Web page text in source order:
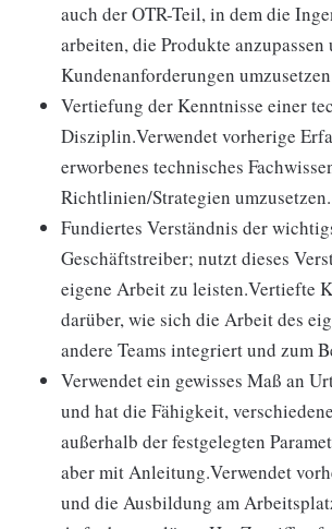
auch der OTR-Teil, in dem die
arbeiten, die Produkte
Kundenanforderungen umzusetzen
Vertiefung der Kenntnisse einer
Disziplin.Verwendet vorherige
erworbenes technisches
Richtlinien/Strategien umzusetzen.
Fundiertes Verständnis der
Geschäftstreiber; nutzt dieses
eigene Arbeit zu leisten.Vertiefte
darüber, wie sich die Arbeit des
andere Teams integriert und zum
Verwendet ein gewisses Maß an
und hat die Fähigkeit,
außerhalb der festgelegten
aber mit Anleitung.Verwendet
und die Ausbildung am